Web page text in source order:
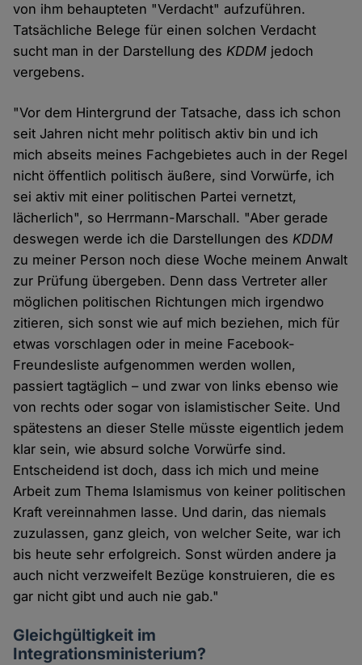
von ihm behaupteten "Verdacht" aufzuführen.
Tatsächliche Belege für einen solchen Verdacht
sucht man in der Darstellung desKDDM jedoch
vergebens.
"Vor dem Hintergrund der Tatsache, dass ich schon
seit Jahren nicht mehr politisch aktiv bin und ich
mich abseits meines Fachgebietes auch in der Regel
nicht öffentlich politisch äußere, sind Vorwürfe, ich
sei aktiv mit einer politischen Partei vernetzt,
lächerlich", so Herrmann-Marschall. "Aber gerade
deswegen werde ich die Darstellungen desKDDM
zu meiner Person noch diese Woche meinem Anwalt
zur Prüfung übergeben. Denn dass Vertreter aller
möglichen politischen Richtungen mich irgendwo
zitieren, sich sonst wie auf mich beziehen, mich für
etwas vorschlagen oder in meine Facebook-
Freundesliste aufgenommen werden wollen,
passiert tagtäglich – und zwar von links ebenso wie
von rechts oder sogar von islamistischer Seite. Und
spätestens an dieser Stelle müsste eigentlich jedem
klar sein, wie absurd solche Vorwürfe sind.
Entscheidend ist doch, dass ich mich und meine
Arbeit zum Thema Islamismus von keiner politischen
Kraft vereinnahmen lasse. Und darin, das niemals
zuzulassen, ganz gleich, von welcher Seite, war ich
bis heute sehr erfolgreich. Sonst würden andere ja
auch nicht verzweifelt Bezüge konstruieren, die es
gar nicht gibt und auch nie gab."
Gleichgültigkeit im
Integrationsministerium?